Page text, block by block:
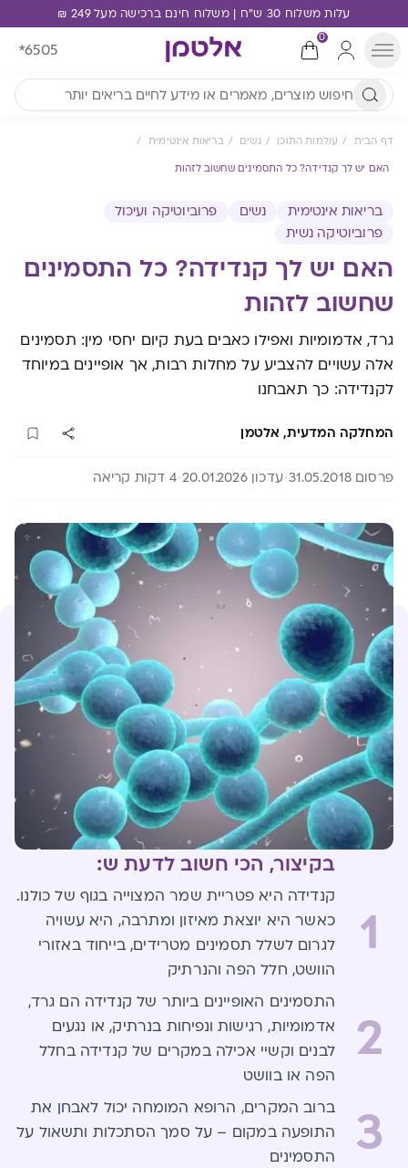
עלות משלוח 30 ש"ח | משלוח חינם ברכישה מעל 249 ₪
0
*6505
דף הבית עולמות התוכן נשים בריאות אינטימית
האם יש לך קנדידה? כל התסמינים שחשוב לזהות
בריאות אינטימית נשים
פרוביוטיקה ועיכול
פרוביוטיקה נשית
האם יש לך קנדידה? כל התסמינים
שחשוב לזהות
גרד, אדמומיות ואפילו כאבים בעת קיום יחסי מין: תסמינים
אלה עשויים להצביע על מחלות רבות, אך אופיינים במיוחד
לקנדידה: כך תאבחנו
המחלקה המדעית, אלטמן
פרסום 31.05.2018 עדכון 20.01.2026 4 דקות קריאה
בקיצור, הכי חשוב לדעת ש:
1
קנדידה היא פטריית שמר המצוייה בגוף של כולנו.
כאשר היא יוצאת מאיזון ומתרבה, היא עשויה
לגרום לשלל תסמינים מטרידים, בייחוד באזורי
הוושט, חלל הפה והנרתיק
2
התסמינים האופיינים ביותר של קנדידה הם גרד,
אדמומיות, רגישות ונפיחות בנרתיק, או נגעים
לבנים וקשיי אכילה במקרים של קנדידה בחלל
הפה או בוושט
3
ברוב המקרים, הרופא המומחה יכול לאבחן את
התופעה במקום – על סמך הסתכלות ותשאול על
התסמינים